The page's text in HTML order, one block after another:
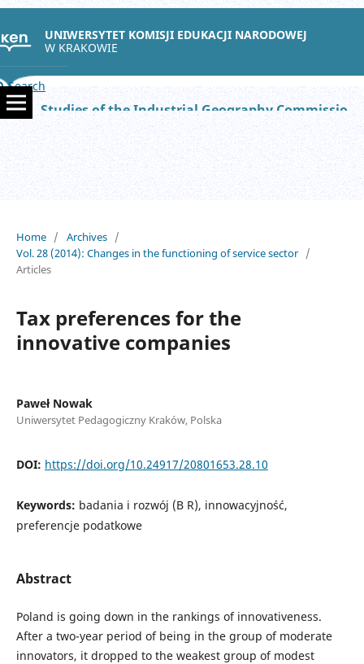
UNIWERSYTET KOMISJI EDUKACJI NARODOWEJ
W KRAKOWIE
Search
Studies of the Industrial Geography Commission of the Polish Geographical Society
Home / Archives /
Vol. 28 (2014): Changes in the functioning of service sector /
Articles
Tax preferences for the
innovative companies
Paweł Nowak
Uniwersytet Pedagogiczny Kraków, Polska
DOI: https://doi.org/10.24917/20801653.28.10
Keywords: badania i rozwój (B R), innowacyjność,
preferencje podatkowe
Abstract
Poland is going down in the rankings of innovativeness.
After a two-year period of being in the group of moderate
innovators, it dropped to the weakest group of modest